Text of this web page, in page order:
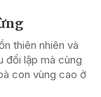
thiên nhiên và
đối lập mà cùng
con vùng cao ở